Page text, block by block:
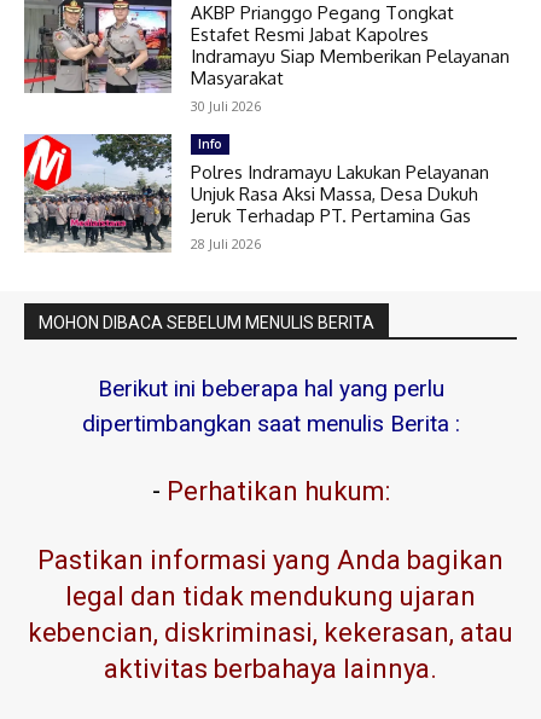
AKBP Prianggo Pegang Tongkat
Estafet Resmi Jabat Kapolres
Indramayu Siap Memberikan Pelayanan
Masyarakat
30 Juli 2026
Info
Polres Indramayu Lakukan Pelayanan
Unjuk Rasa Aksi Massa, Desa Dukuh
Jeruk Terhadap PT. Pertamina Gas
28 Juli 2026
MOHON DIBACA SEBELUM MENULIS BERITA
Berikut ini beberapa hal yang perlu
dipertimbangkan saat menulis Berita :
- Perhatikan hukum:
Pastikan informasi yang Anda bagikan
legal dan tidak mendukung ujaran
kebencian, diskriminasi, kekerasan, atau
aktivitas berbahaya lainnya.